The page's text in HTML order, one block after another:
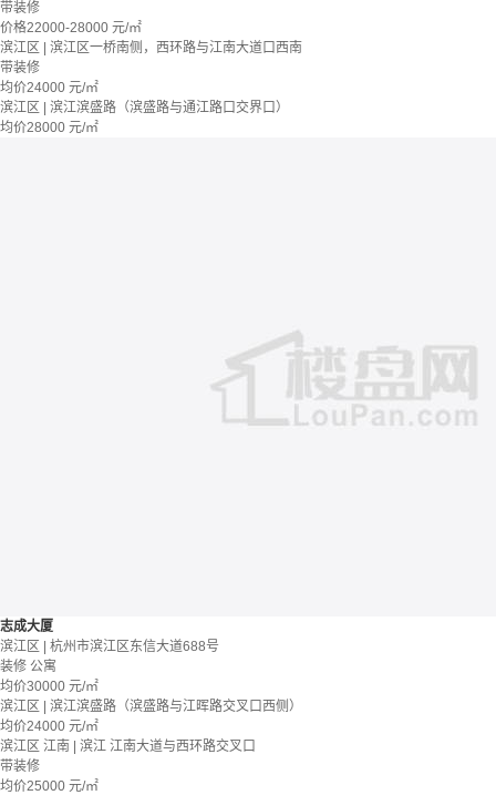
带装修
价格22000-28000 元/㎡
滨江区 | 滨江区一桥南侧，西环路与江南大道口西南
带装修
均价24000 元/㎡
滨江区 | 滨江滨盛路（滨盛路与通江路口交界口）
均价28000 元/㎡
志成大厦
滨江区 | 杭州市滨江区东信大道688号
装修 公寓
均价30000 元/㎡
滨江区 | 滨江滨盛路（滨盛路与江晖路交叉口西侧）
均价24000 元/㎡
滨江区 江南 | 滨江 江南大道与西环路交叉口
带装修
均价25000 元/㎡